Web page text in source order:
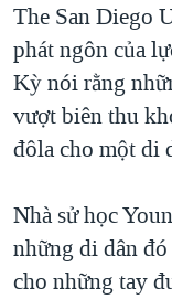
The San Diego
phát ngôn của
Kỳ nói rằng
vượt biên thu
đôla cho một di
Nhà sử học
những di dân
cho những tay